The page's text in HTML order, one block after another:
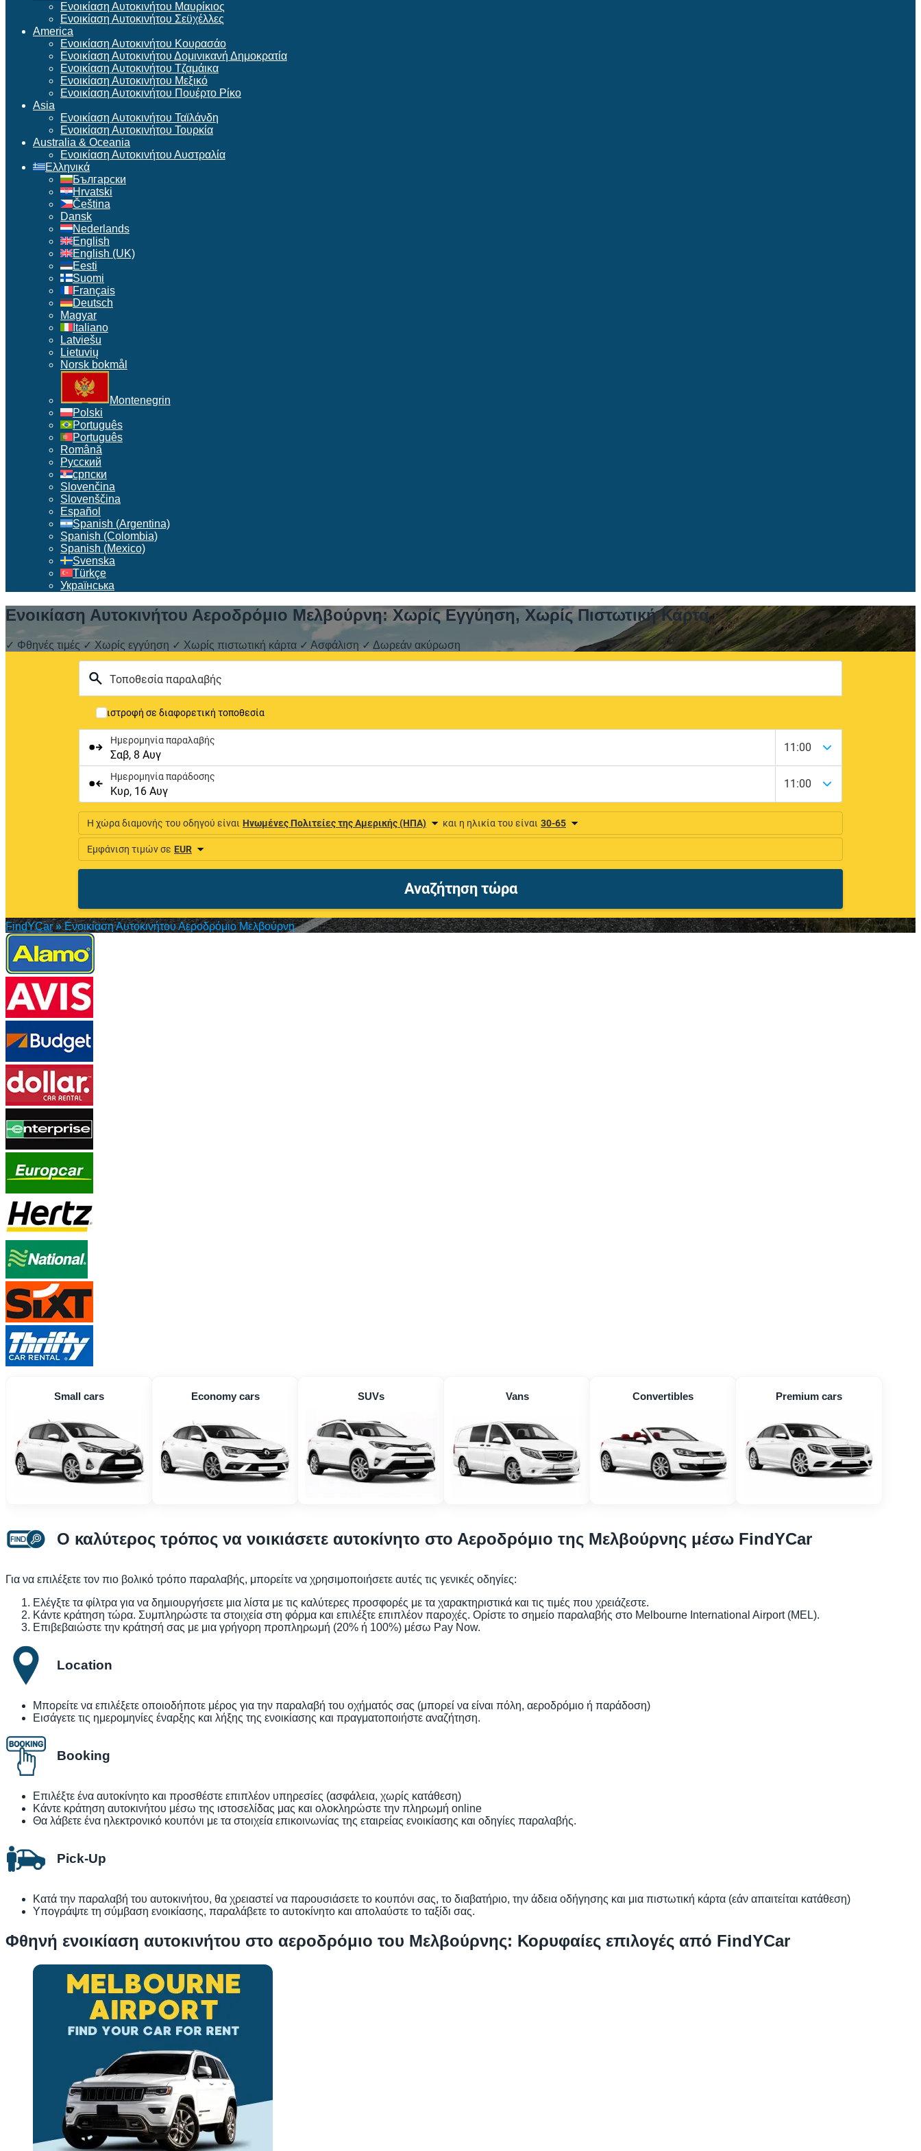
Ενοικίαση Αυτοκινήτου Μαυρίκιος
Ενοικίαση Αυτοκινήτου Σεϋχέλλες
America
Ενοικίαση Αυτοκινήτου Κουρασάο
Ενοικίαση Αυτοκινήτου Δομινικανή Δημοκρατία
Ενοικίαση Αυτοκινήτου Τζαμάικα
Ενοικίαση Αυτοκινήτου Μεξικό
Ενοικίαση Αυτοκινήτου Πουέρτο Ρίκο
Asia
Ενοικίαση Αυτοκινήτου Ταϊλάνδη
Ενοικίαση Αυτοκινήτου Τουρκία
Australia & Oceania
Ενοικίαση Αυτοκινήτου Αυστραλία
Ελληνικά
Български
Hrvatski
Čeština
Dansk
Nederlands
English
English (UK)
Eesti
Suomi
Français
Deutsch
Magyar
Italiano
Latviešu
Lietuvių
Norsk bokmål
Montenegrin
Polski
Português
Português
Română
Русский
српски
Slovenčina
Slovenščina
Español
Spanish (Argentina)
Spanish (Colombia)
Spanish (Mexico)
Svenska
Türkçe
Українська
Ενοικίαση Αυτοκινήτου Αεροδρόμιο Μελβούρνη: Χωρίς Εγγύηση, Χωρίς Πιστωτική Κάρτα
✓ Φθηνές τιμές ✓ Χωρίς εγγύηση ✓ Χωρίς πιστωτική κάρτα ✓ Ασφάλιση ✓ Δωρεάν ακύρωση
FindYCar » Ενοικίαση Αυτοκινήτου Αεροδρόμιο Μελβούρνη
Small cars Economy cars SUVs Vans Convertibles Premium cars
Ο καλύτερος τρόπος να νοικιάσετε αυτοκίνητο στο Αεροδρόμιο της Μελβούρνης μέσω FindYCar
Για να επιλέξετε τον πιο βολικό τρόπο παραλαβής, μπορείτε να χρησιμοποιήσετε αυτές τις γενικές οδηγίες:
Ελέγξτε τα φίλτρα για να δημιουργήσετε μια λίστα με τις καλύτερες προσφορές με τα χαρακτηριστικά και τις τιμές που χρειάζεστε.
Κάντε κράτηση τώρα. Συμπληρώστε τα στοιχεία στη φόρμα και επιλέξτε επιπλέον παροχές. Ορίστε το σημείο παραλαβής στο Melbourne International Airport (MEL).
Επιβεβαιώστε την κράτησή σας με μια γρήγορη προπληρωμή (20% ή 100%) μέσω Pay Now.
Location
Μπορείτε να επιλέξετε οποιοδήποτε μέρος για την παραλαβή του οχήματός σας (μπορεί να είναι πόλη, αεροδρόμιο ή παράδοση)
Εισάγετε τις ημερομηνίες έναρξης και λήξης της ενοικίασης και πραγματοποιήστε αναζήτηση.
Booking
Επιλέξτε ένα αυτοκίνητο και προσθέστε επιπλέον υπηρεσίες (ασφάλεια, χωρίς κατάθεση)
Κάντε κράτηση αυτοκινήτου μέσω της ιστοσελίδας μας και ολοκληρώστε την πληρωμή online
Θα λάβετε ένα ηλεκτρονικό κουπόνι με τα στοιχεία επικοινωνίας της εταιρείας ενοικίασης και οδηγίες παραλαβής.
Pick-Up
Κατά την παραλαβή του αυτοκινήτου, θα χρειαστεί να παρουσιάσετε το κουπόνι σας, το διαβατήριο, την άδεια οδήγησης και μια πιστωτική κάρτα (εάν απαιτείται κατάθεση)
Υπογράψτε τη σύμβαση ενοικίασης, παραλάβετε το αυτοκίνητο και απολαύστε το ταξίδι σας.
Φθηνή ενοικίαση αυτοκινήτου στο αεροδρόμιο του Μελβούρνης: Κορυφαίες επιλογές από FindYCar